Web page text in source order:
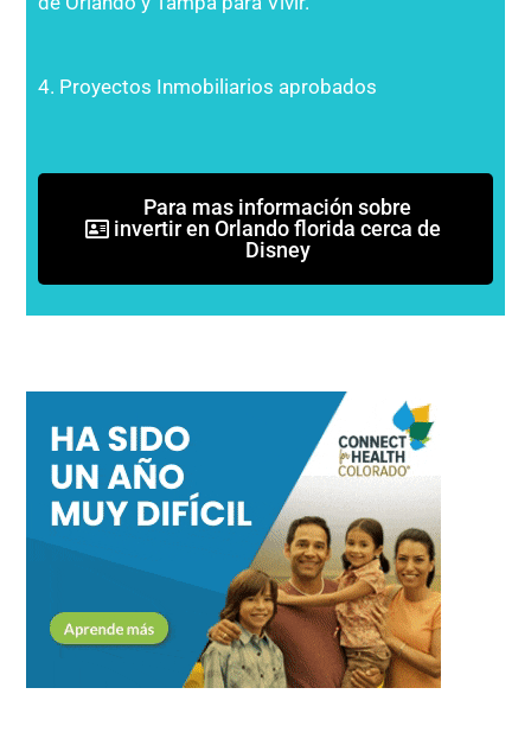
4. Proyectos Inmobiliarios aprobados
Para mas información sobre
invertir en Orlando florida cerca de
Disney